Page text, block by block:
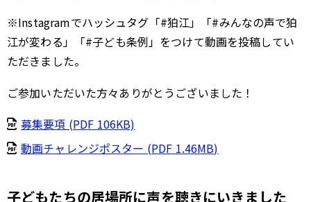
※Instagramでハッシュタグ「#狛江」「#みんなの声で狛
江が変わる」「#子ども条例」をつけて動画を投稿してい
ただきました。
ご参加いただいた方々ありがとうございました！
募集要項 (PDF 106KB)
動画チャレンジポスター (PDF 1.46MB)
子どもたちの居場所に声を聴きにいきました